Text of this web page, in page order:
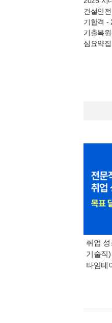
건설안
기합격 -
기출복
심요약
취업 성
기술직
타임테